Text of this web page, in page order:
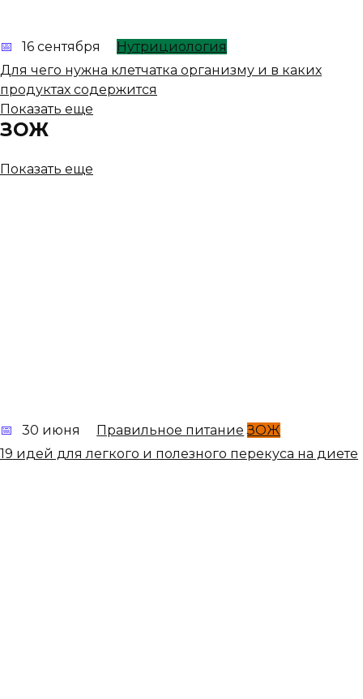
16 сентября
Нутрициология
Для чего нужна клетчатка организму и в каких
продуктах содержится
Показать еще
ЗОЖ
Показать еще
30 июня Правильное питание ЗОЖ
19 идей для легкого и полезного перекуса на диете